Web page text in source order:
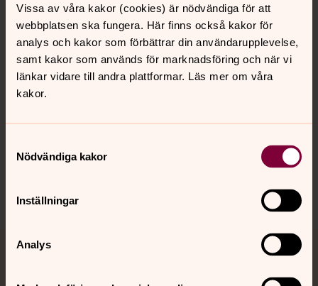
Vissa av våra kakor (cookies) är nödvändiga för att
webbplatsen ska fungera. Här finns också kakor för
analys och kakor som förbättrar din användarupplevelse,
samt kakor som används för marknadsföring och när vi
länkar vidare till andra plattformar. Läs mer om våra
kakor.
Nödvändiga kakor
Inställningar
Analys
Kalender
Hitta snabbt
Sociala kanaler